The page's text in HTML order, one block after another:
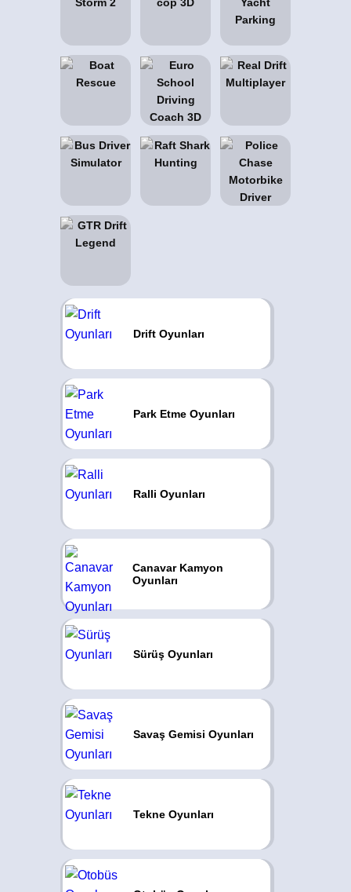
Drift Oyunları
Park Etme Oyunları
Ralli Oyunları
Canavar Kamyon
Oyunları
Sürüş Oyunları
Savaş Gemisi Oyunları
Tekne Oyunları